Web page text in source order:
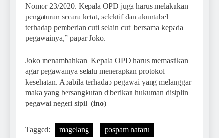
Nomor 23/2020. Kepala OPD juga harus melakukan
pengaturan secara ketat, selektif dan akuntabel
terhadap pemberian cuti selain cuti bersama kepada
pegawainya,” papar Joko.
Joko menambahkan, Kepala OPD harus memastikan
agar pegawainya selalu menerapkan protokol
kesehatan. Apabila terhadap pegawai yang melanggar
maka yang bersangkutan diberikan hukuman disiplin
pegawai negeri sipil. (ino)
Tagged: magelang pospam nataru